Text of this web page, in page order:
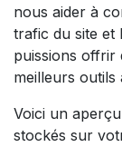
nous aider à
trafic du site et
puissions offrir
meilleurs outils
Voici un
stockés sur